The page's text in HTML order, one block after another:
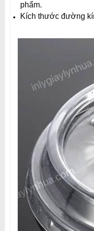
phẩm.
Kích thước đường